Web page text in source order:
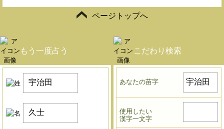
ページトップへ
もう一度占う こだわり検索
あなたの苗字
使用したい
漢字一文字